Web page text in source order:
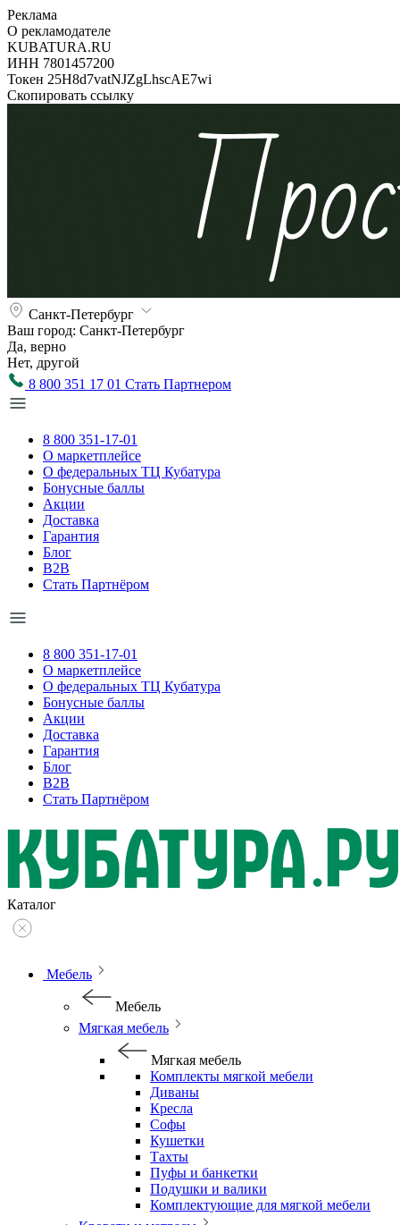
Реклама
О рекламодателе
KUBATURA.RU
ИНН 7801457200
Токен 25H8d7vatNJZgLhscAE7wi
Скопировать ссылку
Санкт-Петербург
Ваш город: Санкт-Петербург
Да, верно
Нет, другой
8 800 351 17 01 Стать Партнером
8 800 351-17-01
О маркетплейсе
О федеральных ТЦ Кубатура
Бонусные баллы
Акции
Доставка
Гарантия
Блог
B2B
Стать Партнёром
8 800 351-17-01
О маркетплейсе
О федеральных ТЦ Кубатура
Бонусные баллы
Акции
Доставка
Гарантия
Блог
B2B
Стать Партнёром
Каталог
Мебель
Мебель
Мягкая мебель
Мягкая мебель
Комплекты мягкой мебели
Диваны
Кресла
Софы
Кушетки
Тахты
Пуфы и банкетки
Подушки и валики
Комплектующие для мягкой мебели